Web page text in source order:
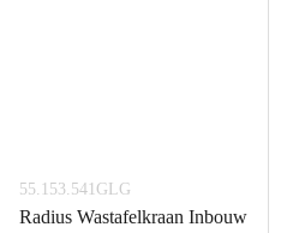
55.153.541GLG
Radius Wastafelkraan Inbouw